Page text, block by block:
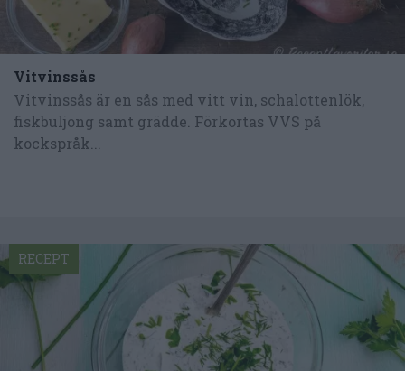
Vitvinssås
Vitvinssås är en sås med vitt vin, schalottenlök,
fiskbuljong samt grädde. Förkortas VVS på
kockspråk...
RECEPT